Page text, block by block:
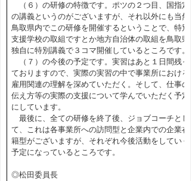
（６）の研修の特徴です。ポツの２つ目、国指定
の講義というのがございますが、それ以外にも当然
鳥取県内でこの研修を開催するということで、特別
支援学校の取組ですとか地方自治体の取組を鳥取県
独自に特別講義で３コマ開催しているところです。
（７）の今後の予定です。実習はあと１日間残っ
ておりますので、実際の実習の中で事業所における
雇用関連の理解を深めていただく。そして、仕事の
伝え方等の実際の支援について学んでいただく予定
にしています。
最後に、全ての研修を終了後、ジョブコーチとし
て、これは各事業所への訪問型と企業内での企業在
籍型がございますが、それぞれ今後活動をしていく
予定になっているところです。
◎松田委員長